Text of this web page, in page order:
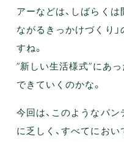
アーなどは、しばらくは
ながるきっかけづくり
すね。
”新しい生活様式”にあ
できていくのかな。
今回は、このようなパ
に乏しく、すべてにおい